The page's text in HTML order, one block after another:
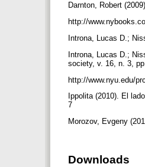
Darnton, Robert
http://
Introna, Lucas D.;
Introna, Lucas D.;
society, v. 16, n. 3,
http://www.nyu.edu/
Ippolita (2010). El
7
Morozov, Evgeny
Downloads